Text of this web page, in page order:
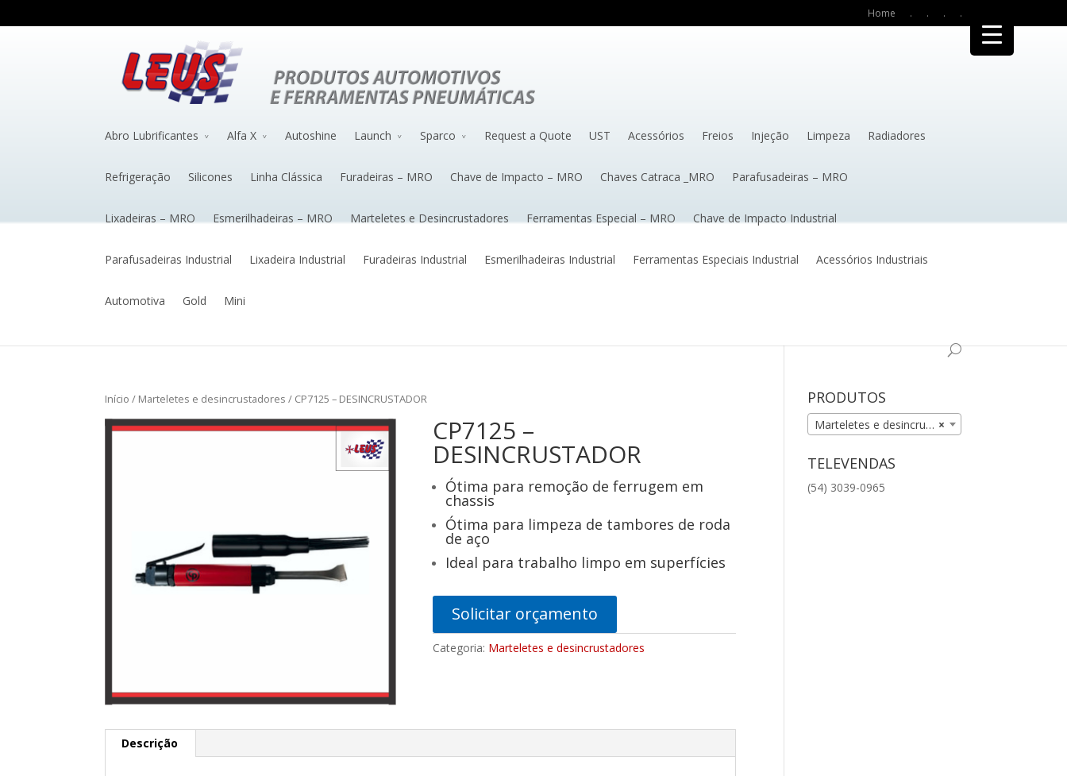
Home . . . .
Abro Lubrificantes Alfa X Autoshine Launch Sparco Request a Quote UST Acessórios Freios Injeção Limpeza Radiadores
Refrigeração Silicones Linha Clássica Furadeiras – MRO Chave de Impacto – MRO Chaves Catraca _MRO Parafusadeiras – MRO
Lixadeiras – MRO Esmerilhadeiras – MRO Marteletes e Desincrustadores Ferramentas Especial – MRO Chave de Impacto Industrial
Parafusadeiras Industrial Lixadeira Industrial Furadeiras Industrial Esmerilhadeiras Industrial Ferramentas Especiais Industrial Acessórios Industriais
Automotiva Gold Mini
Início / Marteletes e desincrustadores / CP7125 – DESINCRUSTADOR
CP7125 –
DESINCRUSTADOR
Ótima para remoção de ferrugem em
chassis
Ótima para limpeza de tambores de roda
de aço
Ideal para trabalho limpo em superfícies
Solicitar orçamento
Categoria: Marteletes e desincrustadores
Descrição
PRODUTOS
×
Marteletes e desincrustadores (11)
TELEVENDAS
(54) 3039-0965